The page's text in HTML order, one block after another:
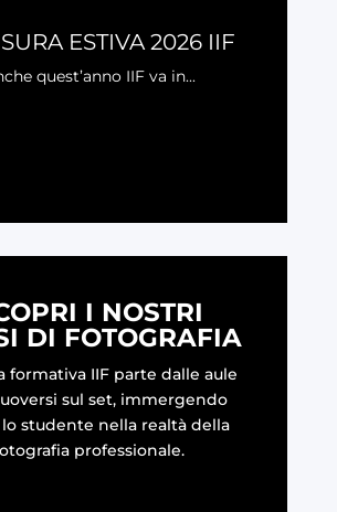
ESTIVA 2026 IIF
quest’anno IIF va in...
I NOSTRI
DI FOTOGRAFIA
formativa IIF parte dalle aule
sul set, immergendo
studente nella realtà della
professionale.